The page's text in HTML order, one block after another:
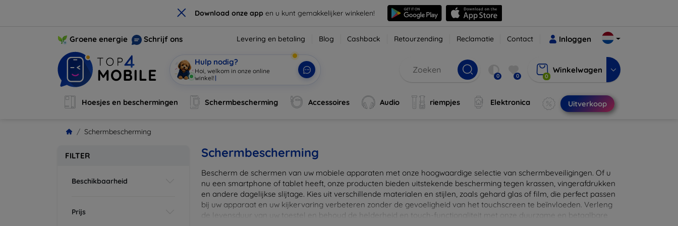
× Download onze app en u kunt gemakkelijker winkelen!
Groene energie Schrijf ons Levering en betaling Blog Cashback Retourzending Reclamatie Contact Inloggen
Hulp nodig?
Hoi, welkom in onze online
winkel!| 0 0 0
Winkelwagen
Hoesjes en beschermingen Schermbescherming Accessoires Audio riempjes Elektronica Uitverkoop
Schermbescherming
FILTER
Beschikbaarheid
Prijs
Schermbescherming
Bescherm de schermen van uw mobiele apparaten met onze hoogwaardige selectie van schermbeveiligingen. Of u
nu een smartphone of tablet heeft, onze producten bieden uitstekende bescherming tegen krassen, vingerafdrukken
en andere dagelijkse slijtage. Kies uit verschillende materialen en stijlen, zoals gehard glas of film, die perfect passen
bij uw apparaat en uw kijkervaring verbeteren zonder de gevoeligheid van het touchscreen te beïnvloeden. Verleng
de levensduur van uw toestel en behoud de helderheid en touch-functionaliteit met onze duurzame en betaalbare